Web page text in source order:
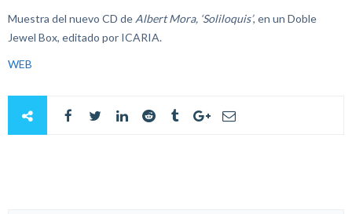
Muestra del nuevo CD de Albert Mora, ‘Soliloquis’, en un Doble
Jewel Box, editado por ICARIA.
WEB